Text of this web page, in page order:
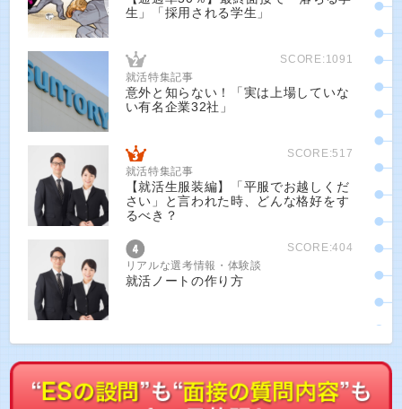
生」「採用される学生」
SCORE:1091
就活特集記事
意外と知らない！「実は上場していな
い有名企業32社」
SCORE:517
就活特集記事
【就活生服装編】「平服でお越しくだ
さい」と言われた時、どんな格好をす
るべき？
SCORE:404
リアルな選考情報・体験談
就活ノートの作り方